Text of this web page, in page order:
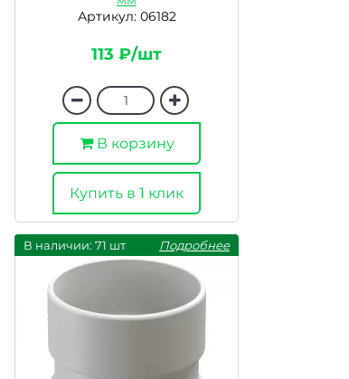
Артикул: 06182
113 ₽/шт
В корзину
Купить в 1 клик
В наличии: 71 шт Подробнее